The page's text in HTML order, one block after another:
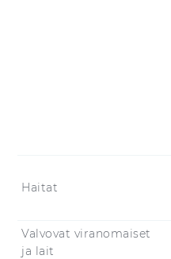
Haitat
Valvovat viranomaiset
ja lait